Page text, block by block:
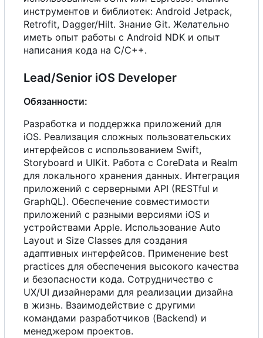
инструментов и библиотек: Android Jetpack,
Retrofit, Dagger/Hilt. Знание Git. Желательно
иметь опыт работы с Android NDK и опыт
написания кода на C/C++.
Lead/Senior iOS Developer
Обязанности:
Разработка и поддержка приложений для
iOS. Реализация сложных пользовательских
интерфейсов с использованием Swift,
Storyboard и UIKit. Работа с CoreData и Realm
для локального хранения данных. Интеграция
приложений с серверными API (RESTful и
GraphQL). Обеспечение совместимости
приложений с разными версиями iOS и
устройствами Apple. Использование Auto
Layout и Size Classes для создания
адаптивных интерфейсов. Применение best
practices для обеспечения высокого качества
и безопасности кода. Сотрудничество с
UX/UI дизайнерами для реализации дизайна
в жизнь. Взаимодействие с другими
командами разработчиков (Backend) и
менеджером проектов.